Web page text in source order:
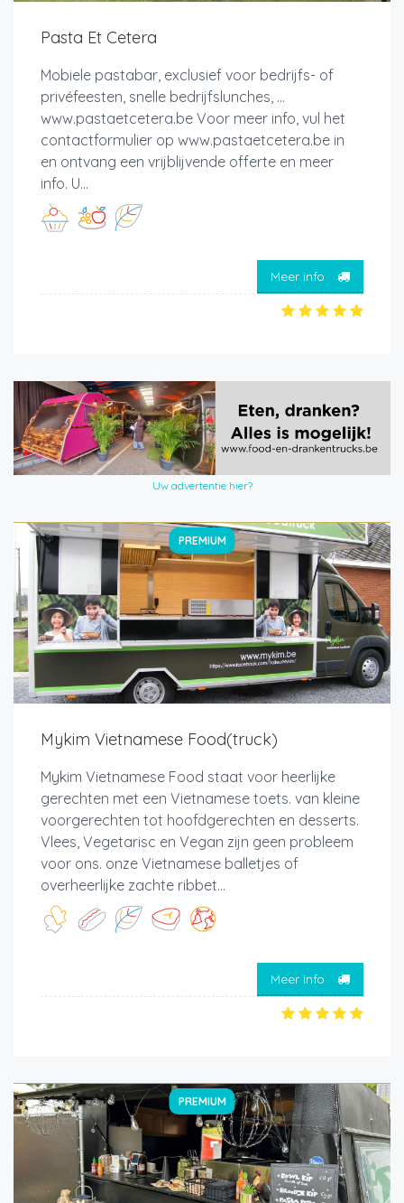
Pasta Et Cetera
Mobiele pastabar, exclusief voor bedrijfs- of
privéfeesten, snelle bedrijfslunches, ...
www.pastaetcetera.be Voor meer info, vul het
contactformulier op www.pastaetcetera.be in
en ontvang een vrijblijvende offerte en meer
info. U...
Meer info
Uw advertentie hier?
PREMIUM
Mykim Vietnamese Food(truck)
Mykim Vietnamese Food staat voor heerlijke
gerechten met een Vietnamese toets. van kleine
voorgerechten tot hoofdgerechten en desserts.
Vlees, Vegetarisc en Vegan zijn geen probleem
voor ons. onze Vietnamese balletjes of
overheerlijke zachte ribbet...
Meer info
PREMIUM